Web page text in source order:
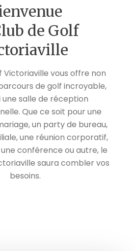
de Golf
Victoriaville vous offre non
de golf incroyable,
une salle de réception
Que ce soit pour une
un party de bureau,
une réunion corporatif,
conférence ou autre, le
saura combler vos
besoins.